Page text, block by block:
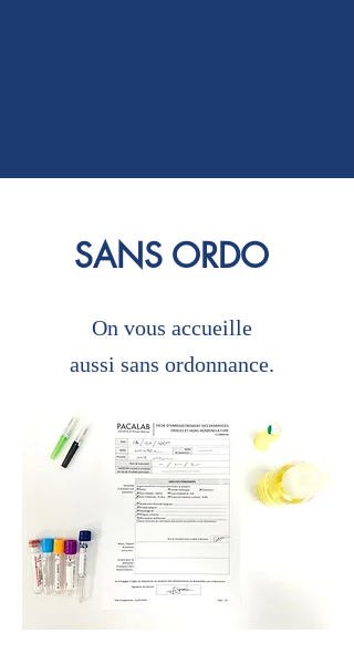
SANS ORDO
On vous accueille
aussi sans ordonnance.